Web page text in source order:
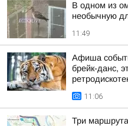
В одном из
необычную
11:49
Афиша
брейк-данс,
11:06
Три маршрута